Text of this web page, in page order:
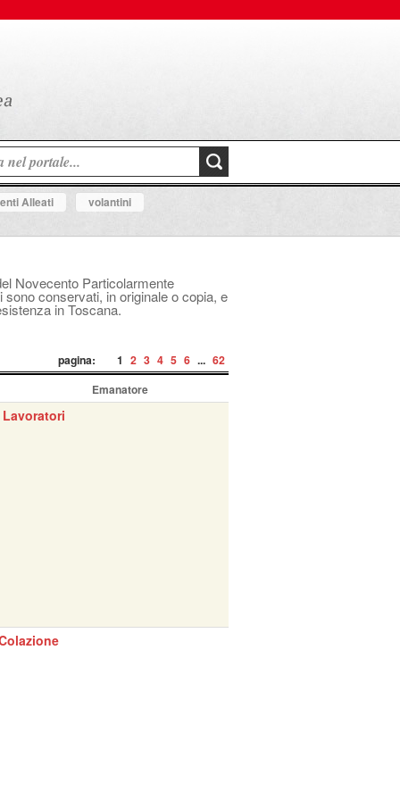
Alleati
volantini
Novecento Particolarmente
conservati, in originale o copia, e
in Toscana.
pagina: 1 2 3 4 5 6 ... 62
Emanatore
Lavoratori